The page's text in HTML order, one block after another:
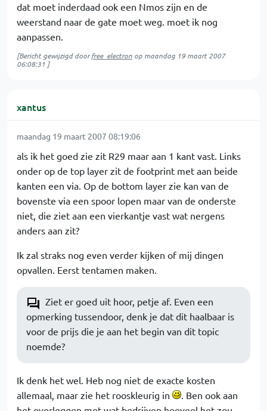
dat moet inderdaad ook een Nmos zijn en de
weerstand naar de gate moet weg. moet ik nog
aanpassen.
[Bericht gewijzigd doorfree_electron op maandag 19 maart 2007
06:08:31 ]
xantus
maandag 19 maart 2007 08:19:06
als ik het goed zie zit R29 maar aan 1 kant vast. Links
onder op de top layer zit de footprint met aan beide
kanten een via. Op de bottom layer zie kan van de
bovenste via een spoor lopen maar van de onderste
niet, die ziet aan een vierkantje vast wat nergens
anders aan zit?
Ik zal straks nog even verder kijken of mij dingen
opvallen. Eerst tentamen maken.
Ziet er goed uit hoor, petje af. Even een
opmerking tussendoor, denk je dat dit haalbaar is
voor de prijs die je aan het begin van dit topic
noemde?
Ik denk het wel. Heb nog niet de exacte kosten
allemaal, maar zie het rooskleurig in
. Ben ook aan